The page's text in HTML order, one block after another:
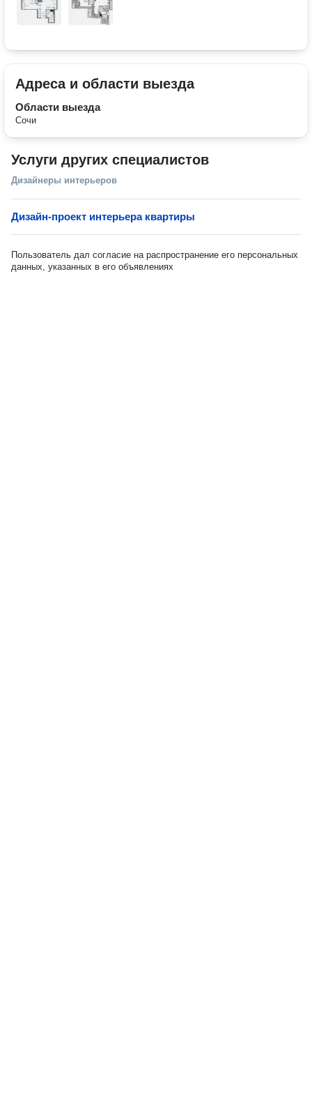
Адреса и области выезда
Области выезда
Сочи
Услуги других специалистов
Дизайнеры интерьеров
Дизайн-проект интерьера квартиры
Пользователь дал согласие на распространение его персональных
данных, указанных в его объявлениях